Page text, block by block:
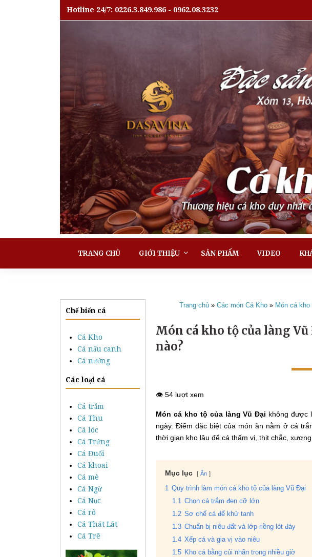
Hotline 24/7: 0226.3.849.986 - 0962.08.3232
TRANG CHỦ GIỚI THIỆU SẢN PHẨM VIDEO
Chế biến cá
Cá Kho
Cá nấu canh
Cá nướng
Các loại cá
Cá trắm
Cá Thu
Cá lóc
Cá Trứng
Cá Đuối
Cá khoai
Cá mè
Cá Ngừ
Cá Nục
Cá rô
Cá Thát Lát
Cá Trê
Trang chủ» Các món Cá Kho» Món cá
Món cá kho tộ của làng
nào?
👁️ 54 lượt xem
Món cá kho tộ của làng Vũ Đại không được
ngày. Điểm đặc biệt của món ăn nằm ở cá
thời gian kho lâu để cá thấm vị, thịt chắc,
Mục lục Ẩn
1 Quy trình làm món cá kho tộ của làng Vũ Đại
1.1 Chọn cá trắm đen cỡ lớn
1.2 Sơ chế cá để khử tanh
1.3 Chuẩn bị niêu đất và lớp riềng lót đáy
1.4 Xếp cá và gia vị vào niêu
1.5 Kho cá bằng củi nhãn trong nhiều giờ